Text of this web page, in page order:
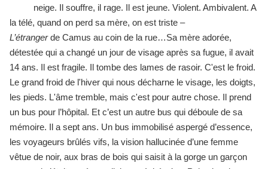
neige. Il souffre, il rage. Il est jeune. Violent. Ambivalent. A
la télé, quand on perd sa mère, on est triste –
L’étrangerde Camus au coin de la rue…Sa mère adorée,
détestée qui a changé un jour de visage après sa fugue, il avait
14 ans. Il est fragile. Il tombe des lames de rasoir. C'est le froid.
Le grand froid de l'hiver qui nous décharne le visage, les doigts,
les pieds. L'âme tremble, mais c'est pour autre chose. Il prend
un bus pour l’hôpital. Et c’est un autre bus qui déboule de sa
mémoire. Il a sept ans. Un bus immobilisé aspergé d’essence,
les voyageurs brûlés vifs, la vision hallucinée d’une femme
vêtue de noir, aux bras de bois qui saisit à la gorge un garçon